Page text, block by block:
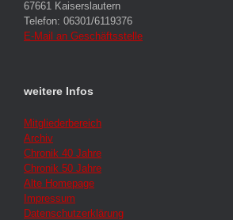
67661 Kaiserslautern
Telefon: 06301/6119376
E-Mail an Geschäftsstelle
weitere Infos
Mitgliederbereich
Archiv
Chronik 40 Jahre
Chronik 50 Jahre
Alte Homepage
Impressum
Datenschutzerklärung